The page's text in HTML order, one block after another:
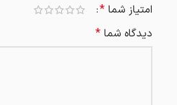
امتیاز شما *
دیدگاه شما *